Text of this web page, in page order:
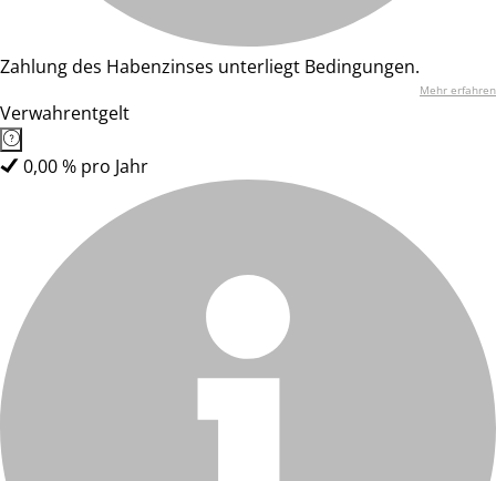
Zahlung des Habenzinses unterliegt Bedingungen.
Mehr erfahren
Verwahrentgelt
0,00 % pro Jahr